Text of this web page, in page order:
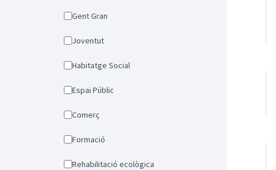
Gent Gran
Joventut
Habitatge Social
Espai Públic
Comerç
Formació
Rehabilitació ecològica